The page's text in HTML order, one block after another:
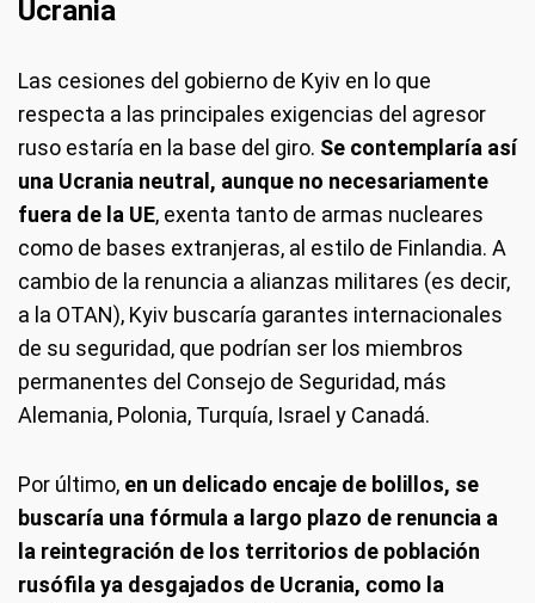
Ucrania
Las cesiones del gobierno de Kyiv en lo que
respecta a las principales exigencias del agresor
ruso estaría en la base del giro. Se contemplaría así
una Ucrania neutral, aunque no necesariamente
fuera de la UE, exenta tanto de armas nucleares
como de bases extranjeras, al estilo de Finlandia. A
cambio de la renuncia a alianzas militares (es decir,
a la OTAN), Kyiv buscaría garantes internacionales
de su seguridad, que podrían ser los miembros
permanentes del Consejo de Seguridad, más
Alemania, Polonia, Turquía, Israel y Canadá.
Por último, en un delicado encaje de bolillos, se
buscaría una fórmula a largo plazo de renuncia a
la reintegración de los territorios de población
rusófila ya desgajados de Ucrania, como la